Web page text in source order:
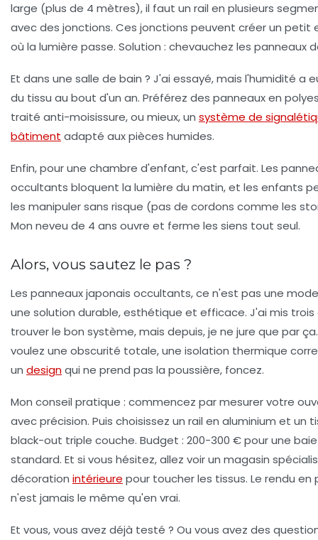
large (plus de 4 mètres), il faut un rail en plusieurs
avec des jonctions. Ces jonctions peuvent créer un petit
où la lumière passe. Solution : chevauchez les panneaux
Et dans une salle de bain ? J'ai essayé, mais l'humidité a
du tissu au bout d'un an. Préférez des panneaux en
traité anti-moisissure, ou mieux, un système de
bâtiment adapté aux pièces humides.
Enfin, pour une chambre d'enfant, c'est parfait. Les
occultants bloquent la lumière du matin, et les enfants
les manipuler sans risque (pas de cordons comme les
Mon neveu de 4 ans ouvre et ferme les siens tout seul.
Alors, vous sautez le pas ?
Les panneaux japonais occultants, ce n'est pas une
une solution durable, esthétique et efficace. J'ai mis trois
trouver le bon système, mais depuis, je ne jure que par
voulez une obscurité totale, une isolation thermique
un designqui ne prend pas la poussière, foncez.
Mon conseil pratique : commencez par mesurer votre
avec précision. Puis choisissez un rail en aluminium et un
black-out triple couche. Budget : 200-300 € pour une baie
standard. Et si vous hésitez, allez voir un magasin
décoration intérieure pour toucher les tissus. Le rendu en
n'est jamais le même qu'en vrai.
Et vous, vous avez déjà testé ? Ou vous avez des